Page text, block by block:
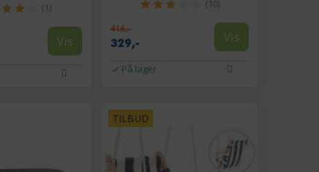
(1)
Vis
(10)
416,-
329,- Vis
På lager
TILBUD